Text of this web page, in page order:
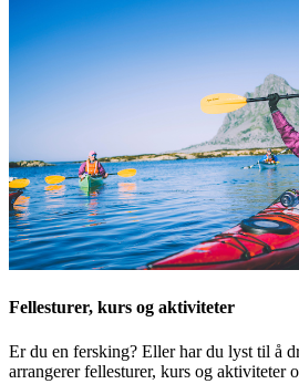
Fellesturer, kurs og aktiviteter
Er du en fersking? Eller har du lyst til å
arrangerer fellesturer, kurs og aktiviteter